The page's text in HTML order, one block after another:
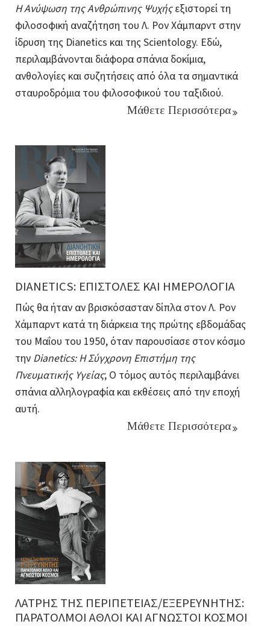
Η Ανύψωση της Ανθρώπινης Ψυχήςεξιστορεί τη
φιλοσοφική αναζήτηση του Λ. Ρον Χάμπαρντ στην
ίδρυση της Dianetics και της Scientology. Εδώ,
περιλαμβάνονται διάφορα σπάνια δοκίμια,
ανθολογίες και συζητήσεις από όλα τα σημαντικά
σταυροδρόμια του φιλοσοφικού του ταξιδιού.
Μάθετε Περισσότερα
DIANETICS: ΕΠΙΣΤΟΛΕΣ ΚΑΙ ΗΜΕΡΟΛΟΓΙΑ
Πώς θα ήταν αν βρισκόσασταν δίπλα στον Λ. Ρον
Χάμπαρντ κατά τη διάρκεια της πρώτης εβδομάδας
του Μαΐου του 1950, όταν παρουσίασε στον κόσμο
την Dianetics: Η Σύγχρονη Επιστήμη της
Πνευματικής Υγείας; Ο τόμος αυτός περιλαμβάνει
σπάνια αλληλογραφία και εκθέσεις από την εποχή
αυτή.
Μάθετε Περισσότερα
ΛΑΤΡΗΣ ΤΗΣ ΠΕΡΙΠΕΤΕΙΑΣ/ΕΞΕΡΕΥΝΗΤΗΣ:
ΠΑΡΑΤΟΛΜΟΙ ΑΘΛΟΙ ΚΑΙ ΑΓΝΩΣΤΟΙ ΚΟΣΜΟΙ